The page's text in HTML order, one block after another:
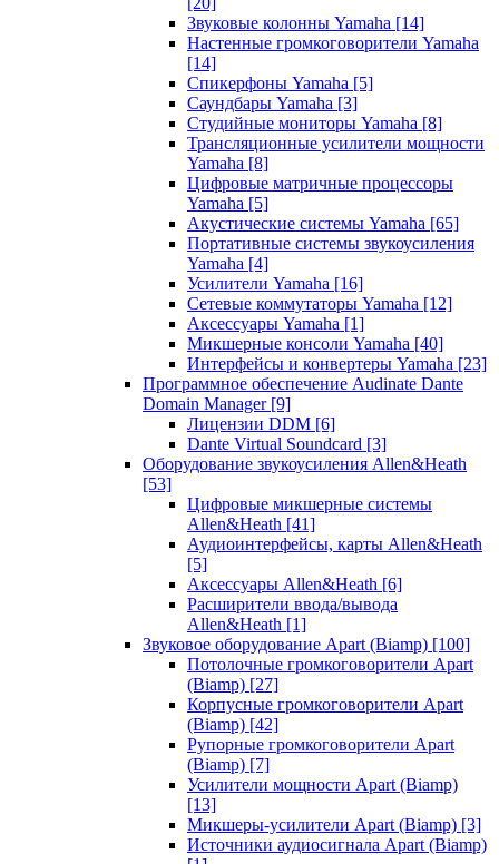
Звуковые колонны Yamaha [14]
Настенные громкоговорители Yamaha
[14]
Спикерфоны Yamaha [5]
Саундбары Yamaha [3]
Студийные мониторы Yamaha [8]
Трансляционные усилители мощности
Yamaha [8]
Цифровые матричные процессоры
Yamaha [5]
Акустические системы Yamaha [65]
Портативные системы звукоусиления
Yamaha [4]
Усилители Yamaha [16]
Сетевые коммутаторы Yamaha [12]
Аксессуары Yamaha [1]
Микшерные консоли Yamaha [40]
Интерфейсы и конвертеры Yamaha [23]
Программное обеспечение Audinate Dante
Domain Manager [9]
Лицензии DDM [6]
Dante Virtual Soundcard [3]
Оборудование звукоусиления Allen&Heath
[53]
Цифровые микшерные системы
Allen&Heath [41]
Аудиоинтерфейсы, карты Allen&Heath
[5]
Аксессуары Allen&Heath [6]
Расширители ввода/вывода
Allen&Heath [1]
Звуковое оборудование Apart (Biamp) [100]
Потолочные громкоговорители Apart
(Biamp) [27]
Корпусные громкоговорители Apart
(Biamp) [42]
Рупорные громкоговорители Apart
(Biamp) [7]
Усилители мощности Apart (Biamp)
[13]
Микшеры-усилители Apart (Biamp) [3]
Источники аудиосигнала Apart (Biamp)